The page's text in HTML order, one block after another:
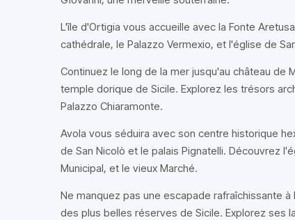
L'île d'Ortigia vous accueille avec la Fonte
cathédrale, le Palazzo Vermexio, et l'église de
Continuez le long de la mer jusqu'au château de
temple dorique de Sicile. Explorez les trésors
Palazzo Chiaramonte.
Avola vous séduira avec son centre historique
de San Nicolò et le palais Pignatelli. Découvrez
Municipal, et le vieux Marché.
Ne manquez pas une escapade rafraîchissante
des plus belles réserves de Sicile. Explorez ses